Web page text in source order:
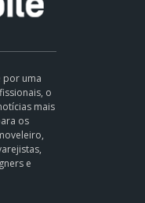
por uma
o
mais
os
e